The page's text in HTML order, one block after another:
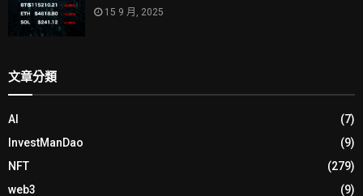
15 9 月, 2025
文章分類
AI
(7)
InvestManDao
(9)
NFT
(279)
web3
(9)